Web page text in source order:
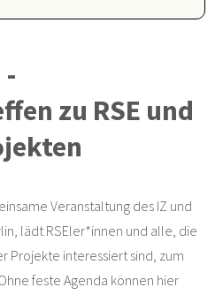
zu RSE und
Veranstaltung des IZ und
lädt RSEler*innen und alle, die
Projekte interessiert sind, zum
feste Agenda können hier